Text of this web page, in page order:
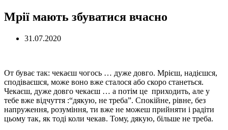
Мрії мають збуватися вчасно
31.07.2020
От буває так: чекаєш чогось … дуже довго. Мрієш, надієшся,
сподіваєшся, може воно вже сталося або скоро станеться.
Чекаєш, дуже довго чекаєш … а потім це приходить, але у
тебе вже відчуття :“дякую, не треба”. Спокійне, рівне, без
напруження, розуміння, ти вже не можеш прийняти і радіти
цьому так, як тоді коли чекав. Тому, дякую, більше не треба.